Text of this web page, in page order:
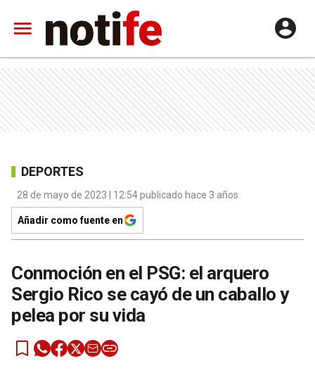
DEPORTES
28 de mayo de 2023 | 12:54 publicado hace 3 años
Añadir como fuente en
Conmoción en el PSG: el arquero
Sergio Rico se cayó de un caballo y
pelea por su vida